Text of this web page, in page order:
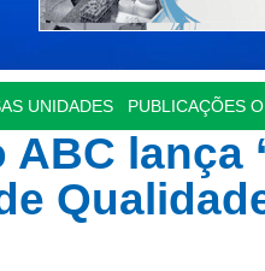
UNIDADES PUBLICAÇÕES
lança